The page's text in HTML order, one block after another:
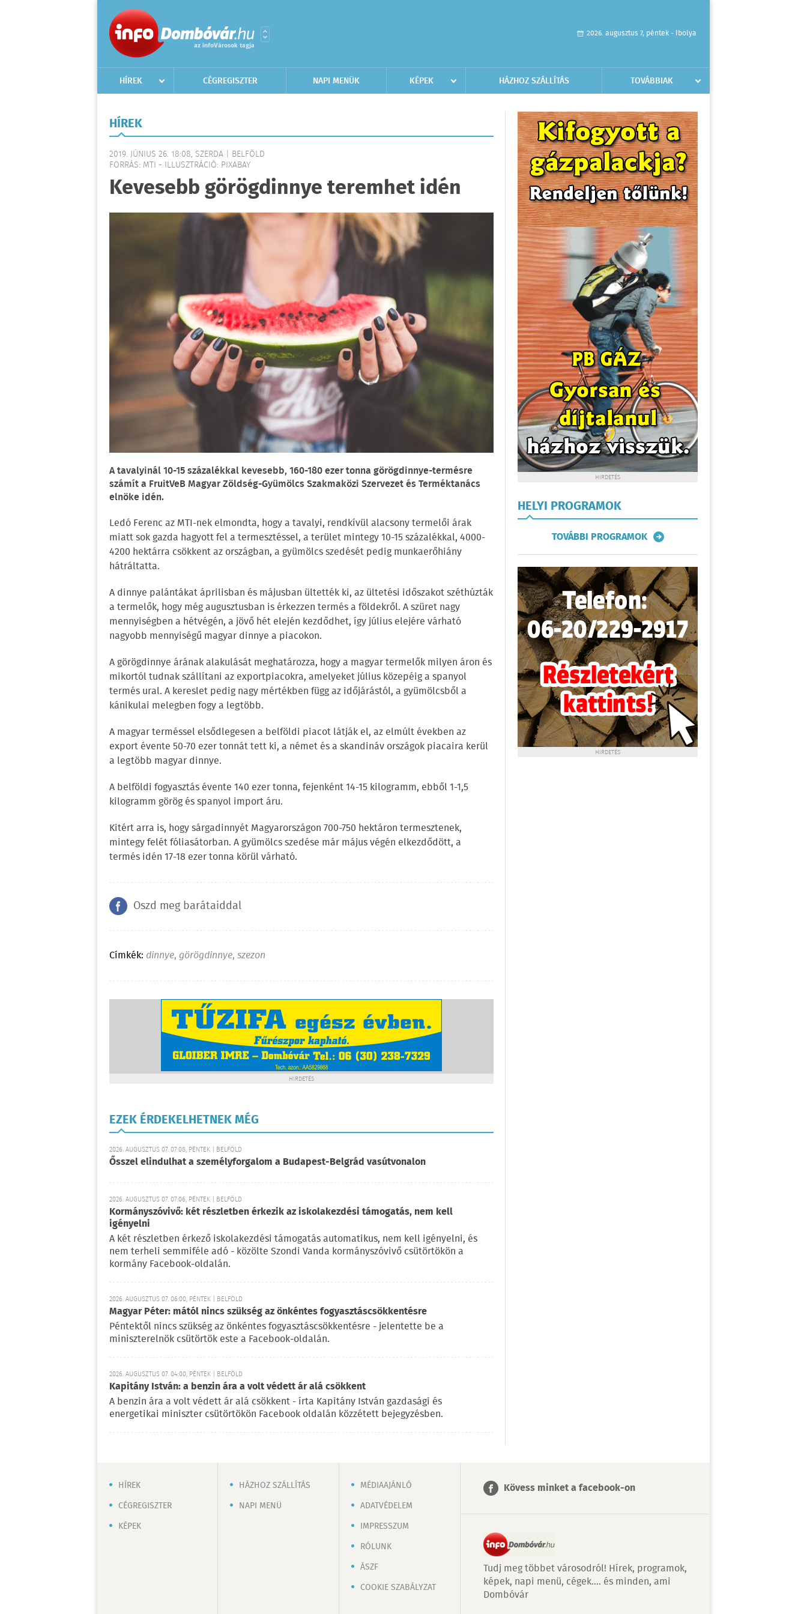
2026. augusztus 7, péntek - Ibolya
HÍREK CÉGREGISZTER NAPI MENÜK KÉPEK HÁZHOZ SZÁLLÍTÁS TOVÁBBIAK
HÍREK
2019. JÚNIUS 26. 18:08, SZERDA | BELFÖLD
FORRÁS: MTI - ILLUSZTRÁCIÓ: PIXABAY
Kevesebb görögdinnye teremhet idén
A tavalyinál 10-15 százalékkal kevesebb, 160-180 ezer tonna görögdinnye-termésre
számít a FruitVeB Magyar Zöldség-Gyümölcs Szakmaközi Szervezet és Terméktanács
elnöke idén.
Ledó Ferenc az MTI-nek elmondta, hogy a tavalyi, rendkívül alacsony termelői árak
miatt sok gazda hagyott fel a termesztéssel, a terület mintegy 10-15 százalékkal, 4000-
4200 hektárra csökkent az országban, a gyümölcs szedését pedig munkaerőhiány
hátráltatta.
A dinnye palántákat áprilisban és májusban ültették ki, az ültetési időszakot széthúzták
a termelők, hogy még augusztusban is érkezzen termés a földekről. A szüret nagy
mennyiségben a hétvégén, a jövő hét elején kezdődhet, így július elejére várható
nagyobb mennyiségű magyar dinnye a piacokon.
A görögdinnye árának alakulását meghatározza, hogy a magyar termelők milyen áron és
mikortól tudnak szállítani az exportpiacokra, amelyeket július közepéig a spanyol
termés ural. A kereslet pedig nagy mértékben függ az időjárástól, a gyümölcsből a
kánikulai melegben fogy a legtöbb.
A magyar terméssel elsődlegesen a belföldi piacot látják el, az elmúlt években az
export évente 50-70 ezer tonnát tett ki, a német és a skandináv országok piacaira kerül
a legtöbb magyar dinnye.
A belföldi fogyasztás évente 140 ezer tonna, fejenként 14-15 kilogramm, ebből 1-1,5
kilogramm görög és spanyol import áru.
Kitért arra is, hogy sárgadinnyét Magyarországon 700-750 hektáron termesztenek,
mintegy felét fóliasátorban. A gyümölcs szedése már május végén elkezdődött, a
termés idén 17-18 ezer tonna körül várható.
Oszd meg barátaiddal
Címkék: dinnye, görögdinnye, szezon
HIRDETÉS
EZEK ÉRDEKELHETNEK MÉG
2026. AUGUSZTUS 07. 07:08, PÉNTEK | BELFÖLD
Ősszel elindulhat a személyforgalom a Budapest-Belgrád vasútvonalon
2026. AUGUSZTUS 07. 07:06, PÉNTEK | BELFÖLD
Kormányszóvivő: két részletben érkezik az iskolakezdési támogatás, nem kell
igényelni
A két részletben érkező iskolakezdési támogatás automatikus, nem kell igényelni, és
nem terheli semmiféle adó - közölte Szondi Vanda kormányszóvivő csütörtökön a
kormány Facebook-oldalán.
2026. AUGUSZTUS 07. 06:00, PÉNTEK | BELFÖLD
Magyar Péter: mától nincs szükség az önkéntes fogyasztáscsökkentésre
Péntektől nincs szükség az önkéntes fogyasztáscsökkentésre - jelentette be a
miniszterelnök csütörtök este a Facebook-oldalán.
2026. AUGUSZTUS 07. 04:00, PÉNTEK | BELFÖLD
Kapitány István: a benzin ára a volt védett ár alá csökkent
A benzin ára a volt védett ár alá csökkent - írta Kapitány István gazdasági és
energetikai miniszter csütörtökön Facebook oldalán közzétett bejegyzésben.
HIRDETÉS
HELYI PROGRAMOK
TOVÁBBI PROGRAMOK
HIRDETÉS
HÍREK
CÉGREGISZTER
KÉPEK
HÁZHOZ SZÁLLÍTÁS
NAPI MENÜ
MÉDIAAJÁNLÓ
ADATVÉDELEM
IMPRESSZUM
RÓLUNK
ÁSZF
COOKIE SZABÁLYZAT
Kövess minket a facebook-on
Tudj meg többet városodról! Hírek, programok,
képek, napi menü, cégek…. és minden, ami
Dombóvár